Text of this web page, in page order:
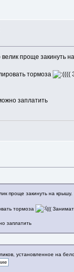
проще закинуть
тормоза
(((
заплатить
проще закинуть на крышу.
тормоза (((
заплатить
установленное на